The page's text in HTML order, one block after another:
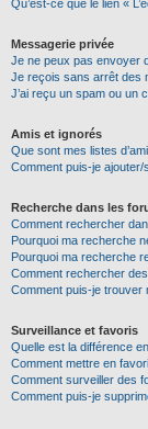
Qu’est-ce que le lien «
Messagerie privée
Je ne peux pas envoyer
Je reçois sans arrêt des
J’ai reçu un spam ou un
Amis et ignorés
Que sont mes listes
Comment puis-je ajouter/
Recherche dans les
Comment rechercher
Pourquoi ma recherche
Pourquoi ma recherche
Comment rechercher
Comment puis-je
Surveillance et favoris
Quelle est la différence
Comment mettre en
Comment surveiller des
Comment puis-je